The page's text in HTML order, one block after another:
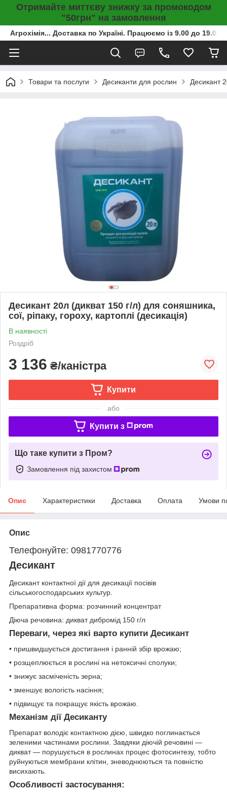
Отримайте миттєву знижку за промокодом
"50грн" на замовлення
Агрохімія... Доставка по Україні. Працюємо із 9.00 до
Товари та послуги Десиканти для рослин Десикант
Десикант 20л (дикват 150 г/л) для соняшника,
сої, ріпаку, гороху, картоплі (десикація)
В наявності
Роздріб
3 136 ₴/каністра
Купити
або
Купити з
Що таке купити з Пром?
Замовлення під захистом
Опис Характеристики Доставка Оплата Умови
Опис
Телефонуйте: 0981770776
Десикант
Десикант контактної дії для десикації посівів
сільськогосподарських культур.
Препаративна форма: розчинний концентрат
Дiюча речовина: дикват дибромід 150 г/л
Переваги, через які варто купити Десикант
• пришвидшується достигання і ранній збір врожаю;
• розщеплюється в рослині на нетоксичні сполуки;
• знижує засміченість зерна;
• зменшує вологість насіння;
• підвищує та покращує якість врожаю.
Механiзм дії Десиканту
Препарат володіє контактною дією, швидко поглинається
зеленими частинами рослини. Завдяки діючій речовині —
дикват — порушується в рослинах процес фотосинтезу, тобто
руйнуються мембрани клітин, зневоднюються та повністю
висихають.
Особливостi застосування: